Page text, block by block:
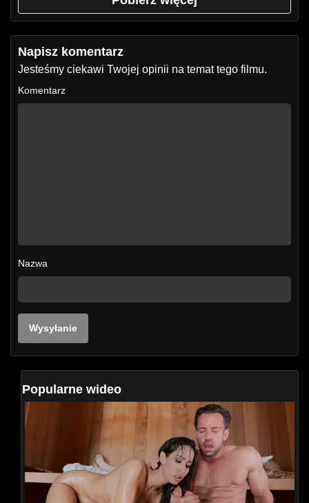
Napisz komentarz
Jesteśmy ciekawi Twojej opinii na temat tego filmu.
Komentarz
Nazwa
Popularne wideo